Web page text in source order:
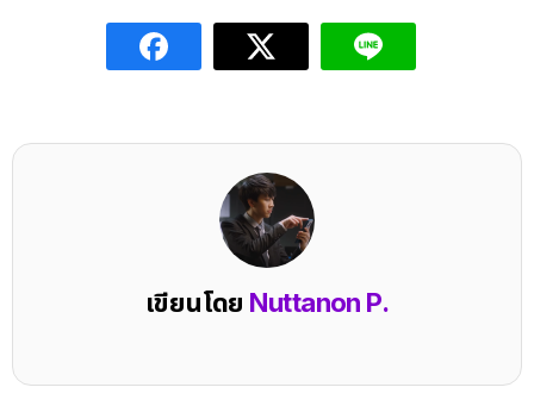
เขียนโดย Nuttanon P.